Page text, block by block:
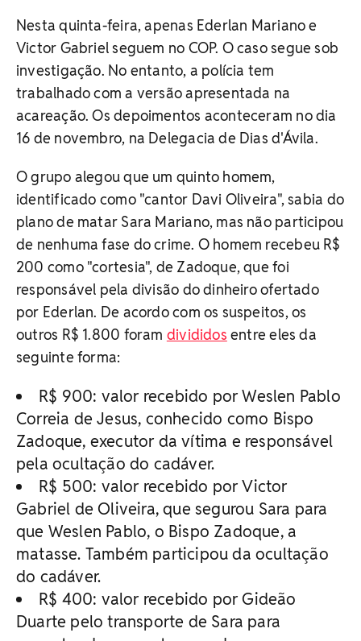
Nesta quinta-feira, apenas Ederlan Mariano e
Victor Gabriel seguem no COP. O caso segue sob
investigação. No entanto, a polícia tem
trabalhado com a versão apresentada na
acareação. Os depoimentos aconteceram no dia
16 de novembro, na Delegacia de Dias d'Ávila.
O grupo alegou que um quinto homem,
identificado como "cantor Davi Oliveira", sabia do
plano de matar Sara Mariano, mas não participou
de nenhuma fase do crime. O homem recebeu R$
200 como "cortesia", de Zadoque, que foi
responsável pela divisão do dinheiro ofertado
por Ederlan. De acordo com os suspeitos, os
outros R$ 1.800 foram divididos entre eles da
seguinte forma:
R$ 900: valor recebido por Weslen Pablo
Correia de Jesus, conhecido como Bispo
Zadoque, executor da vítima e responsável
pela ocultação do cadáver.
R$ 500: valor recebido por Victor
Gabriel de Oliveira, que segurou Sara para
que Weslen Pablo, o Bispo Zadoque, a
matasse. Também participou da ocultação
do cadáver.
R$ 400: valor recebido por Gideão
Duarte pelo transporte de Sara para